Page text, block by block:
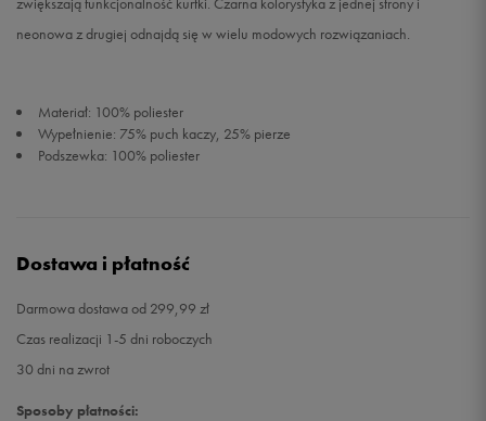
neonowa z drugiej odnajdą się w wielu modowych rozwiązaniach.
Materiał: 100% poliester
Wypełnienie: 75% puch kaczy, 25% pierze
Podszewka: 100% poliester
Dostawa i płatność
Darmowa dostawa od 299,99 zł
Czas realizacji 1-5 dni roboczych
30 dni na zwrot
Sposoby płatności: